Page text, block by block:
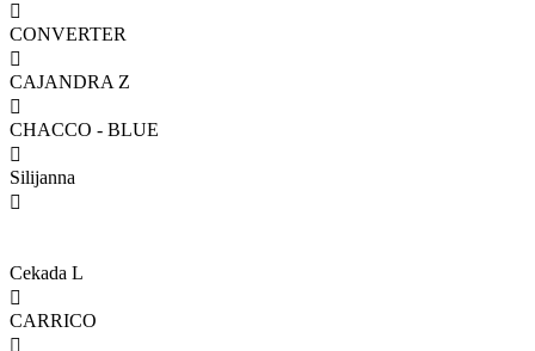

CONVERTER

CAJANDRA Z

CHACCO - BLUE

Silijanna

Cekada L

CARRICO
